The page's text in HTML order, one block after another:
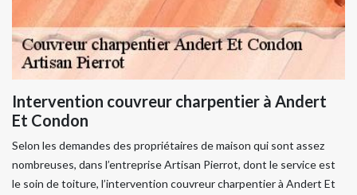
Intervention couvreur charpentier à Andert
Et Condon
Selon les demandes des propriétaires de maison qui sont assez
nombreuses, dans l’entreprise Artisan Pierrot, dont le service est
le soin de toiture, l’intervention couvreur charpentier à Andert Et